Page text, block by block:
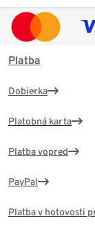
Platba
Dobierka
Platobná karta
Platba vopred
PayPal
Platba v hotovosti